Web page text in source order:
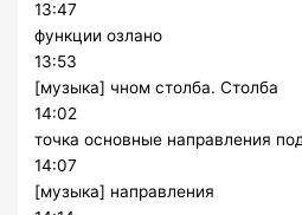
13:47
функции озлано
13:53
[музыка] чном столба. Столба
14:02
точка основные направления
14:07
[музыка] направления